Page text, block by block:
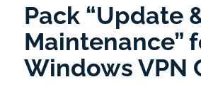
Pack “Update
Maintenance”
Windows VPN